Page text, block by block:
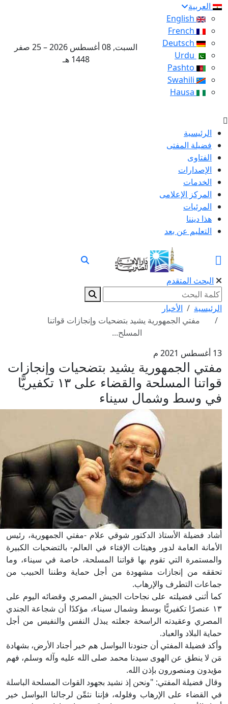
العربية
English
French
Deutsch
Pashto
Swahili
Hausa
السبت, 08 أغسطس 2026 – 25 صفر
1448 هـ
الرئيسية
فضيلة المفتى
الفتاوى
الإصدارات
الخدمات
المركز الإعلامى
المرئيات
هذا ديننا
التعليم عن بعد
البحث المتقدم
الرئيسية
الأخبار
مفتي الجمهورية يشيد بتضحيات وإنجازات قواتنا
المسلح...
13 أغسطس 2021 م
مفتي الجمهورية يشيد بتضحيات وإنجازات
قواتنا المسلحة والقضاء على ١٣ تكفيريًّا
في وسط وشمال سيناء
أشاد فضيلة الأستاذ الدكتور شوقي علام -مفتي الجمهورية، رئيس
الأمانة العامة لدور وهيئات الإفتاء في العالم- بالتضحيات الكبيرة
والمستمرة التي تقوم بها قواتنا المسلحة، خاصة في سيناء، وما
تحققه من إنجازات مشهودة من أجل حماية وطننا الحبيب من
جماعات التطرف والإرهاب.
كما أثنى فضيلته على نجاحات الجيش المصري وقضائه اليوم على
١٣ عنصرًا تكفيريًّا بوسط وشمال سيناء، مؤكدًا أن شجاعة الجندي
المصري وعقيدته الراسخة جعلته يبذل النفس والنفيس من أجل
حماية البلاد والعباد.
وأكد فضيلة المفتي أن جنودنا البواسل هم خير أجناد الأرض، بشهادة
مَن لا ينطق عن الهوى سيدنا محمد صلى الله عليه وآله وسلم، فهم
مؤيدون ومنصورون بإذن الله.
وقال فضيلة المفتي: "ونحن إذ نشيد بجهود القوات المسلحة الباسلة
في القضاء على الإرهاب وفلوله، فإننا نثمِّن لرجالنا البواسل خير